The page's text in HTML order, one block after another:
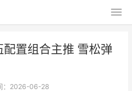
置组合主推 雪松弹
：2026-06-28